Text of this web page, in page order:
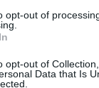
opt-out of
opt-out of
Data that Is
elmúlt 2 év